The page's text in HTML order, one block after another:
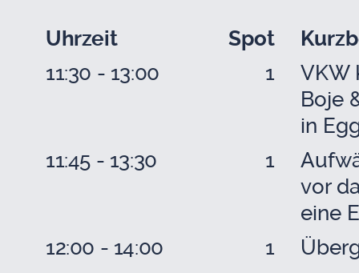
Uhr­zeit Spot
11:30 - 13:00
1
VKW
Boje
in
11:45 - 13:30
1
vor
eine
12:00 - 14:00
1